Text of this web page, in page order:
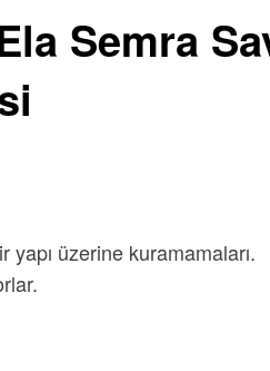
Semra
üzerine kuramamaları.